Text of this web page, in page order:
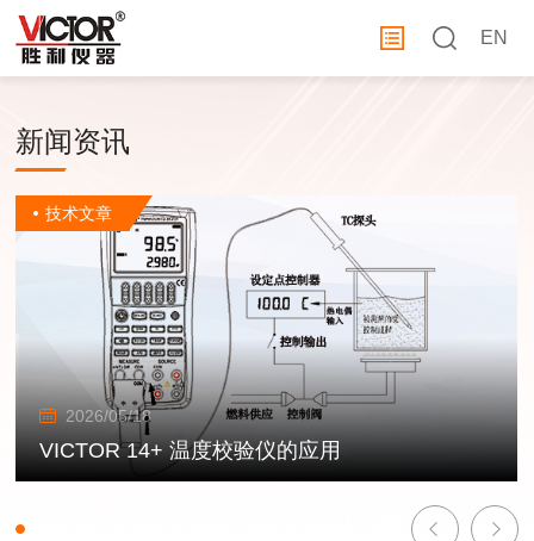
EN
新闻资讯
技术文章
2026/05/18
VICTOR 14+ 温度校验仪的应用